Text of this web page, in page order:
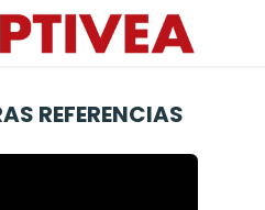
REFERENCIAS